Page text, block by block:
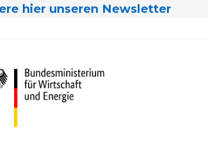
hier unseren Newsletter